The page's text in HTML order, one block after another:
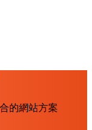
的網站方案